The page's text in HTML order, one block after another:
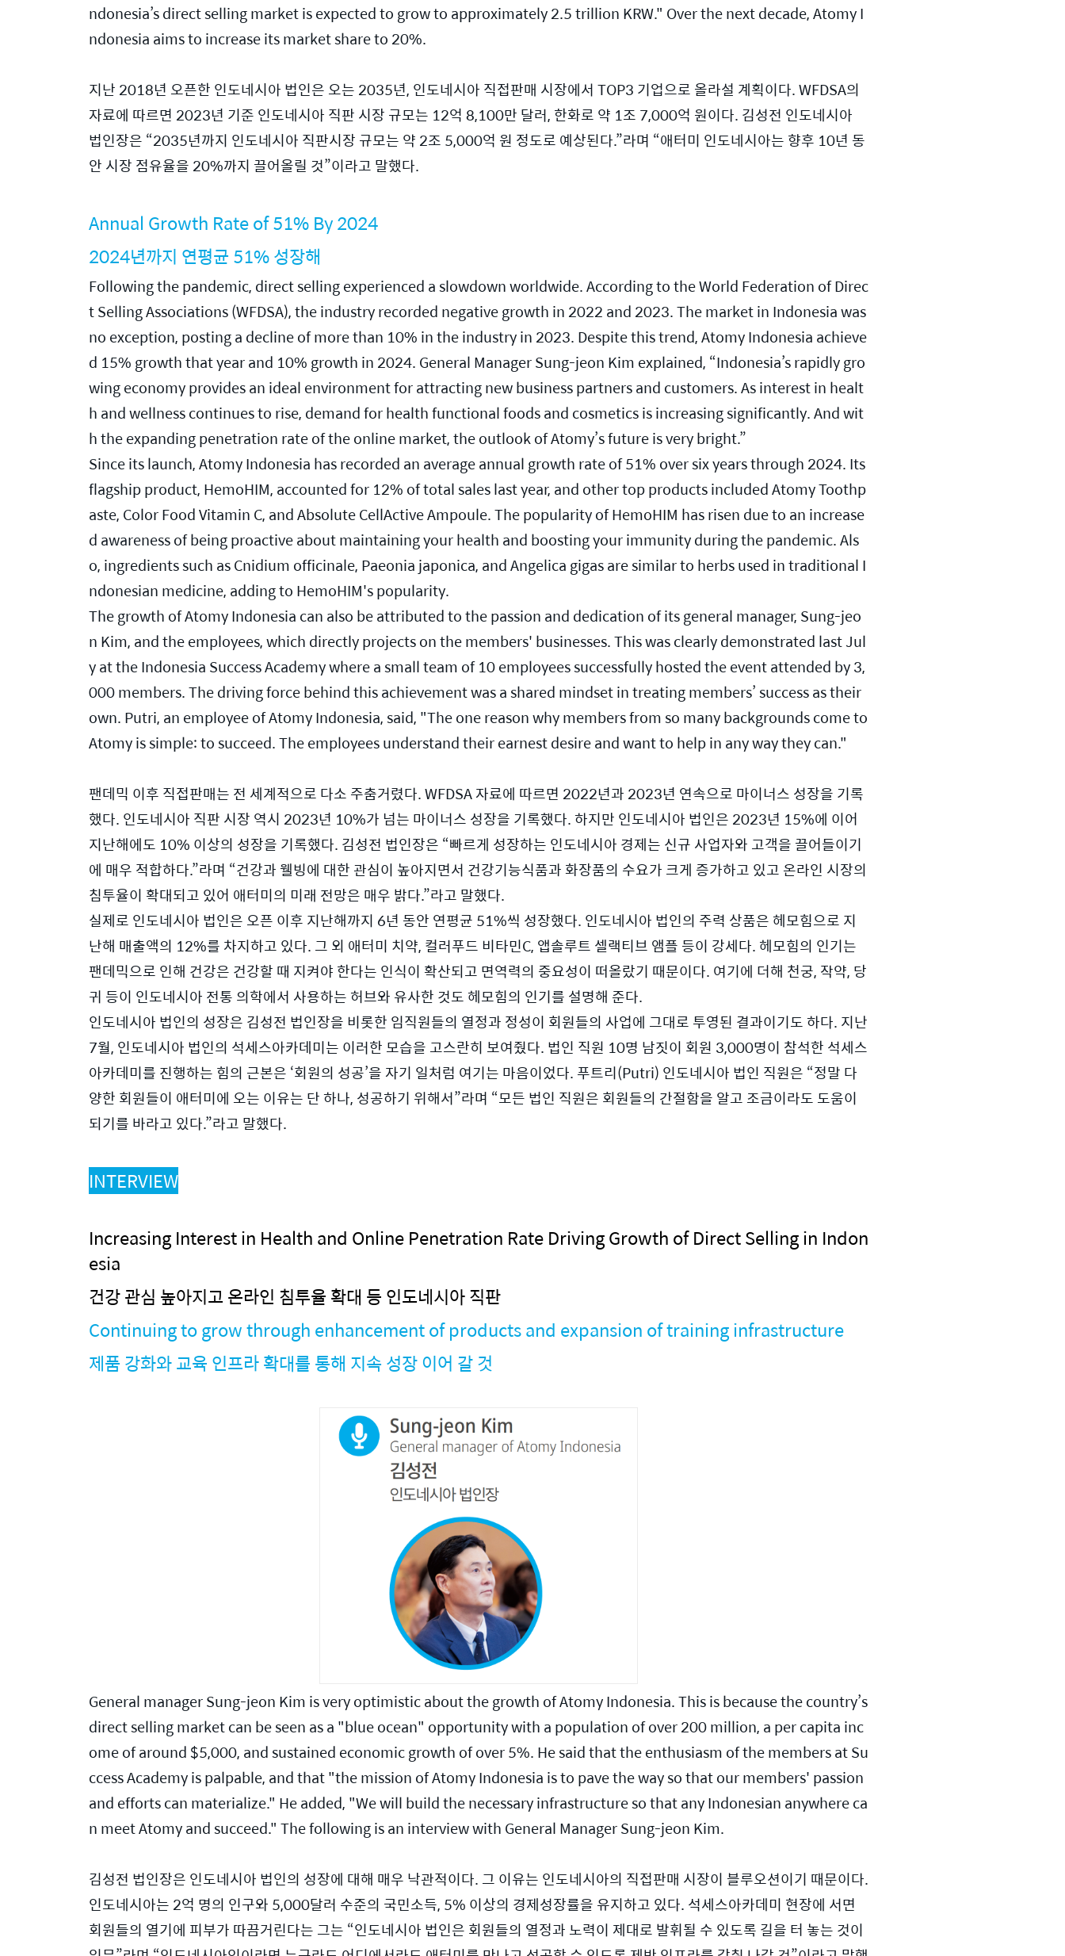
ndonesia’s direct selling market is expected to grow to approximately 2.5 trillion KRW." Over the next decade, Atomy I
ndonesia aims to increase its market share to 20%.
지난 2018년 오픈한 인도네시아 법인은 오는 2035년, 인도네시아 직접판매 시장에서 TOP3 기업으로 올라설 계획이다. WFDSA의
자료에 따르면 2023년 기준 인도네시아 직판 시장 규모는 12억 8,100만 달러, 한화로 약 1조 7,000억 원이다. 김성전 인도네시아
법인장은 “2035년까지 인도네시아 직판시장 규모는 약 2조 5,000억 원 정도로 예상된다.”라며 “애터미 인도네시아는 향후 10년 동
안 시장 점유율을 20%까지 끌어올릴 것”이라고 말했다.
Annual Growth Rate of 51% By 2024
2024년까지 연평균 51% 성장해
Following the pandemic, direct selling experienced a slowdown worldwide. According to the World Federation of Direc
t Selling Associations (WFDSA), the industry recorded negative growth in 2022 and 2023. The market in Indonesia was
no exception, posting a decline of more than 10% in the industry in 2023. Despite this trend, Atomy Indonesia achieve
d 15% growth that year and 10% growth in 2024. General Manager Sung-jeon Kim explained, “Indonesia’s rapidly gro
wing economy provides an ideal environment for attracting new business partners and customers. As interest in healt
h and wellness continues to rise, demand for health functional foods and cosmetics is increasing significantly. And wit
h the expanding penetration rate of the online market, the outlook of Atomy’s future is very bright.”
Since its launch, Atomy Indonesia has recorded an average annual growth rate of 51% over six years through 2024. Its
flagship product, HemoHIM, accounted for 12% of total sales last year, and other top products included Atomy Toothp
aste, Color Food Vitamin C, and Absolute CellActive Ampoule. The popularity of HemoHIM has risen due to an increase
d awareness of being proactive about maintaining your health and boosting your immunity during the pandemic. Als
o, ingredients such as Cnidium officinale, Paeonia japonica, and Angelica gigas are similar to herbs used in traditional I
ndonesian medicine, adding to HemoHIM's popularity.
The growth of Atomy Indonesia can also be attributed to the passion and dedication of its general manager, Sung-jeo
n Kim, and the employees, which directly projects on the members' businesses. This was clearly demonstrated last Jul
y at the Indonesia Success Academy where a small team of 10 employees successfully hosted the event attended by 3,
000 members. The driving force behind this achievement was a shared mindset in treating members’ success as their
own. Putri, an employee of Atomy Indonesia, said, "The one reason why members from so many backgrounds come to
Atomy is simple: to succeed. The employees understand their earnest desire and want to help in any way they can."
팬데믹 이후 직접판매는 전 세계적으로 다소 주춤거렸다. WFDSA 자료에 따르면 2022년과 2023년 연속으로 마이너스 성장을 기록
했다. 인도네시아 직판 시장 역시 2023년 10%가 넘는 마이너스 성장을 기록했다. 하지만 인도네시아 법인은 2023년 15%에 이어
지난해에도 10% 이상의 성장을 기록했다. 김성전 법인장은 “빠르게 성장하는 인도네시아 경제는 신규 사업자와 고객을 끌어들이기
에 매우 적합하다.”라며 “건강과 웰빙에 대한 관심이 높아지면서 건강기능식품과 화장품의 수요가 크게 증가하고 있고 온라인 시장의
침투율이 확대되고 있어 애터미의 미래 전망은 매우 밝다.”라고 말했다.
실제로 인도네시아 법인은 오픈 이후 지난해까지 6년 동안 연평균 51%씩 성장했다. 인도네시아 법인의 주력 상품은 헤모힘으로 지
난해 매출액의 12%를 차지하고 있다. 그 외 애터미 치약, 컬러푸드 비타민C, 앱솔루트 셀랙티브 앰플 등이 강세다. 헤모힘의 인기는
팬데믹으로 인해 건강은 건강할 때 지켜야 한다는 인식이 확산되고 면역력의 중요성이 떠올랐기 때문이다. 여기에 더해 천궁, 작약, 당
귀 등이 인도네시아 전통 의학에서 사용하는 허브와 유사한 것도 헤모힘의 인기를 설명해 준다.
인도네시아 법인의 성장은 김성전 법인장을 비롯한 임직원들의 열정과 정성이 회원들의 사업에 그대로 투영된 결과이기도 하다. 지난
7월, 인도네시아 법인의 석세스아카데미는 이러한 모습을 고스란히 보여줬다. 법인 직원 10명 남짓이 회원 3,000명이 참석한 석세스
아카데미를 진행하는 힘의 근본은 ‘회원의 성공’을 자기 일처럼 여기는 마음이었다. 푸트리(Putri) 인도네시아 법인 직원은 “정말 다
양한 회원들이 애터미에 오는 이유는 단 하나, 성공하기 위해서”라며 “모든 법인 직원은 회원들의 간절함을 알고 조금이라도 도움이
되기를 바라고 있다.”라고 말했다.
INTERVIEW
Increasing Interest in Health and Online Penetration Rate Driving Growth of Direct Selling in Indon
esia
건강 관심 높아지고 온라인 침투율 확대 등 인도네시아 직판
Continuing to grow through enhancement of products and expansion of training infrastructure
제품 강화와 교육 인프라 확대를 통해 지속 성장 이어 갈 것
General manager Sung-jeon Kim is very optimistic about the growth of Atomy Indonesia. This is because the country’s
direct selling market can be seen as a "blue ocean" opportunity with a population of over 200 million, a per capita inc
ome of around $5,000, and sustained economic growth of over 5%. He said that the enthusiasm of the members at Su
ccess Academy is palpable, and that "the mission of Atomy Indonesia is to pave the way so that our members' passion
and efforts can materialize." He added, "We will build the necessary infrastructure so that any Indonesian anywhere ca
n meet Atomy and succeed." The following is an interview with General Manager Sung-jeon Kim.
김성전 법인장은 인도네시아 법인의 성장에 대해 매우 낙관적이다. 그 이유는 인도네시아의 직접판매 시장이 블루오션이기 때문이다.
인도네시아는 2억 명의 인구와 5,000달러 수준의 국민소득, 5% 이상의 경제성장률을 유지하고 있다. 석세스아카데미 현장에 서면
회원들의 열기에 피부가 따끔거린다는 그는 “인도네시아 법인은 회원들의 열정과 노력이 제대로 발휘될 수 있도록 길을 터 놓는 것이